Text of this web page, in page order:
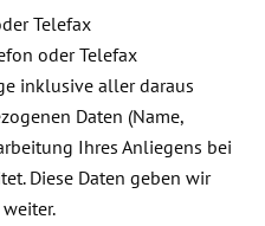
Telefax
oder Telefax
inklusive aller daraus
Daten (Name,
Ihres Anliegens bei
Diese Daten geben wir